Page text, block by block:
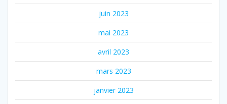
juin 2023
mai 2023
avril 2023
mars 2023
janvier 2023